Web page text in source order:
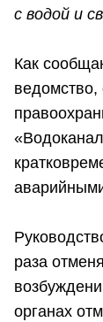
с водой и
Как
ведомство,
раза
органах